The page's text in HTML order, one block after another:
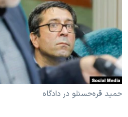
حقوق شهروندی
اقتصادی
علم و فناوری
اسرائیل در جنگ
گالری عکس
انتخابات ریاست جمهوری آمریکا ۲۰۲۴
حمله جمهوری اسلامی به اسرائیل
رمز مهسا
ورزش زنان در ایران
اعتراضات زن، زندگی، آزادی
زبانهای مختلف
حمید قره‌حسنلو در دادگاه